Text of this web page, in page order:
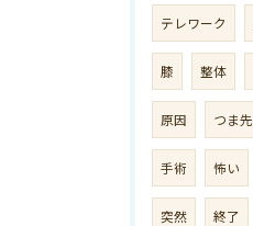
テレワーク
膝 整体
原因 つま先
手術 怖い
突然 終了